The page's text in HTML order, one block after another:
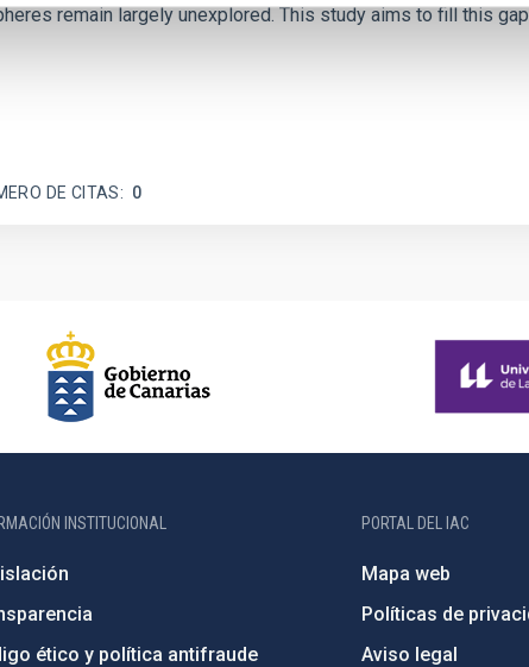
remain largely unexplored. This study aims to fill this
DE CITAS 0
INSTITUCIONAL
ético y política antifraude
PORTAL DEL IAC
Mapa web
Políticas de
Aviso legal